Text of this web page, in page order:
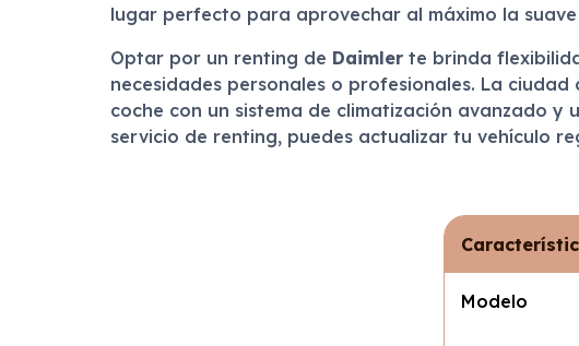
lugar perfecto para aprovechar al máximo la
Optar por un renting de Daimlerte brinda
necesidades personales o profesionales. La
coche con un sistema de climatización avanzado y
servicio de renting, puedes actualizar tu vehículo
Modelo